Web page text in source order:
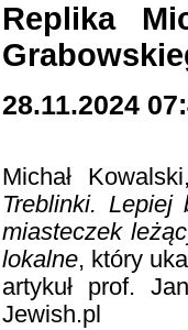
Replika
28.11.2024
Michał
Treblinki. Lepiej
miasteczek
lokalne, który
artykuł prof.
Jewish.pl